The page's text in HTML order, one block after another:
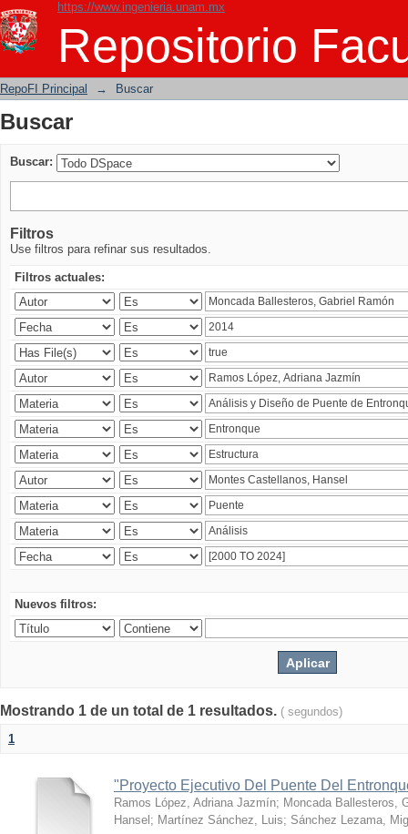
https://www.ingenieria.unam.mx
Repositorio
Buscar
RepoFI Principal → Buscar
Buscar
Buscar:
Filtros
Use filtros para refinar sus resultados.
Filtros actuales:
Nuevos filtros:
Mostrando 1 de un total de 1 resultados. ( segundos)
1
"Proyecto Ejecutivo Del Puente Del
Ramos López, Adriana Jazmín; Moncada Ballesteros,
Hansel ; Martínez Sánchez, Luis; Sánchez Lezama,